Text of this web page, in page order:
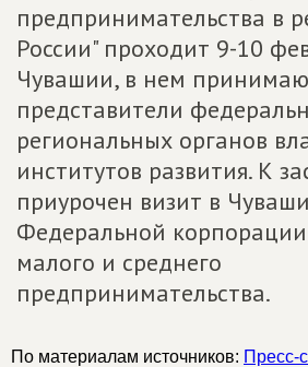
предпринимательства в
России" проходит 9-10
Чувашии, в нем
представители
региональных органов
институтов развития. К
приурочен визит в
Федеральной
малого и среднего
предпринимательства.
По материалам источников: Пресс-